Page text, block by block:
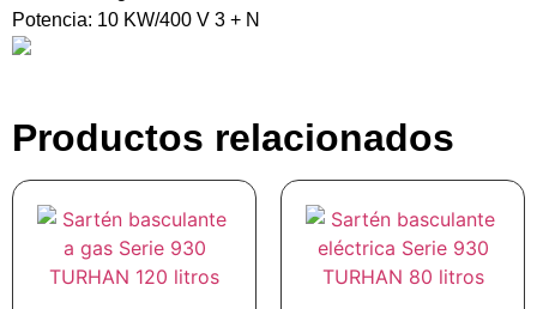
Potencia: 10 KW/400 V 3 + N
Productos relacionados